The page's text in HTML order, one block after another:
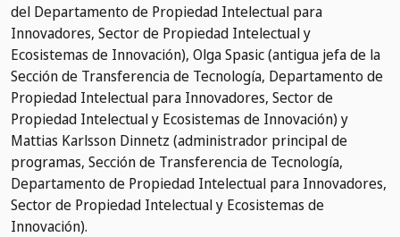
del Departamento de Propiedad Intelectual para
Innovadores, Sector de Propiedad Intelectual y
Ecosistemas de Innovación), Olga Spasic (antigua jefa de la
Sección de Transferencia de Tecnología, Departamento de
Propiedad Intelectual para Innovadores, Sector de
Propiedad Intelectual y Ecosistemas de Innovación) y
Mattias Karlsson Dinnetz (administrador principal de
programas, Sección de Transferencia de Tecnología,
Departamento de Propiedad Intelectual para Innovadores,
Sector de Propiedad Intelectual y Ecosistemas de
Innovación).